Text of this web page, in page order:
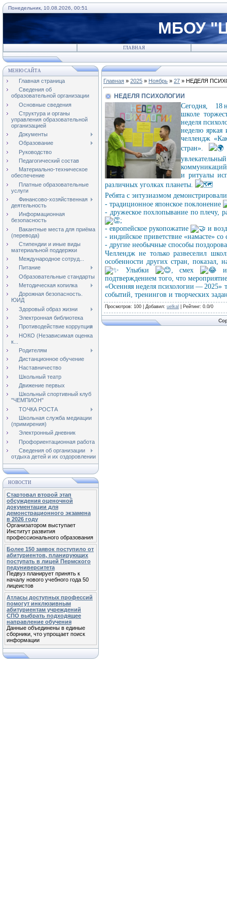
Понедельник, 10.08.2026, 00:51
МБОУ
ГЛАВНАЯ
МЕНЮ САЙТА
Главная страница
Сведения об
образовательной организации
Основные сведения
Структура и органы
управления образовательной
организацией
Документы
Образование
Руководство
Педагогический состав
Материально-техническое
обеспечение
Платные образовательные
услуги
Финансово-хозяйственная
деятельность
Информационная
безопасность
Вакантные места для приёма
(перевода)
Стипендии и иные виды
материальной поддержки
Международное сотруд...
Питание
Образовательные стандарты
Методическая копилка
Дорожная безопасность.
ЮИД
Здоровый образ жизни
Электронная библиотека
Противодействие коррупции
НОКО (Независимая оценка
к...
Родителям
Дистанционное обучение
Наставничество
Школьный театр
Движение первых
Школьный спортивный клуб
"ЧЕМПИОН"
ТОЧКА РОСТА
Школьная служба медиации
(примирения)
Электронный дневник
Профориентационная работа
Сведения об организации
отдыха детей и их оздоровлении
НОВОСТИ
Стартовал второй этап
обсуждения оценочной
документации для
демонстрационного экзамена
в 2026 году
Организатором выступает
Институт развития
профессионального образования
Более 150 заявок поступило от
абитуриентов, планирующих
поступать в лицей Пермского
педуниверситета
Педвуз планирует принять к
началу нового учебного года 50
лицеистов
Атласы доступных профессий
помогут инклюзивным
абитуриентам учреждений
СПО выбрать подходящее
направление обучения
Данные объединены в единые
сборники, что упрощает поиск
информации
Главная » 2025 » Ноябрь » 27 » НЕДЕЛЯ
НЕДЕЛЯ ПСИХОЛОГИИ
Сегодня, 18
школе
неделя
неделю
челлендж
стран».
и ритуалы
различных уголках планеты.
Ребята с энтузиазмом
- традиционное японское поклонение
- дружеское похлопывание по плечу,
;
- европейское рукопожатие
и
- индийское приветствие «намасте»
- другие необычные способы
Челлендж не только развеселил
особенности других стран, показал,
Улыбки
, смех
и
подтверждением того, что
«Осенняя неделя психологии — 2025»
событий, тренингов и творческих
Просмотров: 100 | Добавил: uelkal Рейтинг: 0.0/0